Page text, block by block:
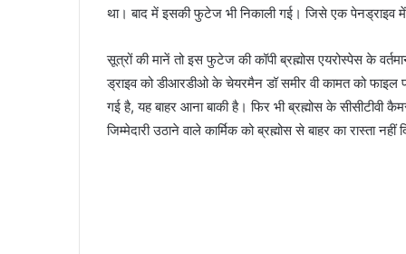
था। बाद में इसकी फुटेज भी निकाली गई। जिसे एक पेनड्राइव में
सूत्रों की मानें तो इस फुटेज की कॉपी ब्रह्मोस एयरोस्पेस के
ड्राइव को डीआरडीओ के चेयरमैन डॉ समीर वी कामत को
गई है, यह बाहर आना बाकी है। फिर भी ब्रह्मोस के सीसीटीवी
जिम्मेदारी उठाने वाले कार्मिक को ब्रह्मोस से बाहर का रास्ता नहीं
आईटीबीपी
जवान
ने